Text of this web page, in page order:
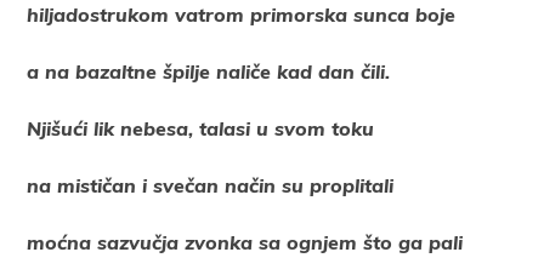
hiljadostrukom vatrom primorska sunca boje
a na bazaltne špilje naliče kad dan čili.
Njišući lik nebesa, talasi u svom toku
na mističan i svečan način su proplitali
moćna sazvučja zvonka sa ognjem što ga pali